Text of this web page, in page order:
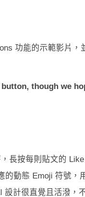
功能的示範影片，
button, though we
長按每則貼文的
動態 Emoji 符號，
計很直覺且活潑，